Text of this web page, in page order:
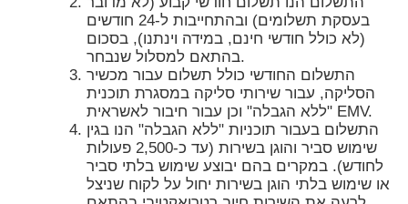
בעסקת תשלומים) ובהתחייבות ל-24 חודשים
(לא כולל חודשי חינם, במידה וינתנו), בסכום
בהתאם למסלול שנבחר.
התשלום החודשי כולל תשלום עבור מכשיר
הסליקה, עבור שירותי סליקה במסגרת תוכנית
"ללא הגבלה" וכן עבור חיבור לאשראית EMV.
התשלום בעבור תוכניות "ללא הגבלה" הנו בגין
שימוש סביר והוגן בשירות (עד כ-2,500 פעולות
לחודש). במקרים בהם יבוצע שימוש בלתי סביר
או שימוש בלתי הוגן בשירות יחול על לקוח שניצל